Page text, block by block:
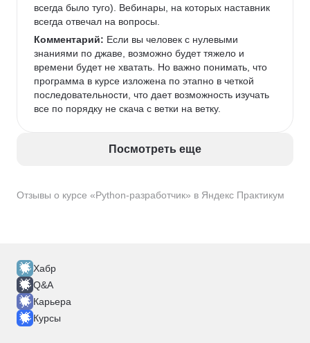
Отзывы о курсе «Python-разработчик» в Яндекс Практикум
всегда было туго). Вебинары, на которых наставник
всегда отвечал на вопросы.
Комментарий: Если вы человек с нулевыми
знаниями по джаве, возможно будет тяжело и
времени будет не хватать. Но важно понимать, что
программа в курсе изложена по этапно в четкой
последовательности, что дает возможность изучать
все по порядку не скача с ветки на ветку.
Посмотреть еще
Хабр
Q&A
Карьера
Курсы